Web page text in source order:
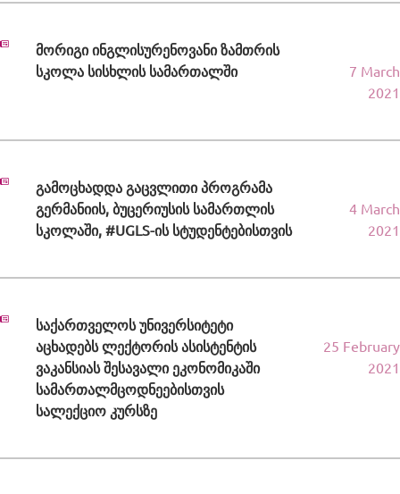
მორიგი ინგლისურენოვანი ზამთრის
სკოლა სისხლის სამართალში
7 March
2021
გამოცხადდა გაცვლითი პროგრამა
გერმანიის, ბუცერიუსის სამართლის
სკოლაში, #UGLS-ის სტუდენტებისთვის
4 March
2021
საქართველოს უნივერსიტეტი
აცხადებს ლექტორის ასისტენტის
ვაკანსიას შესავალი ეკონომიკაში
სამართალმცოდნეებისთვის
სალექციო კურსზე
25 February
2021